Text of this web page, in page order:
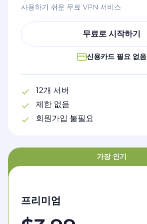
사용하기 쉬운 무료 VPN 서비스
무료로 시작하기
신용카드 필요 없음
12개 서버
제한 없음
회원가입 불필요
가장 인기
프리미엄